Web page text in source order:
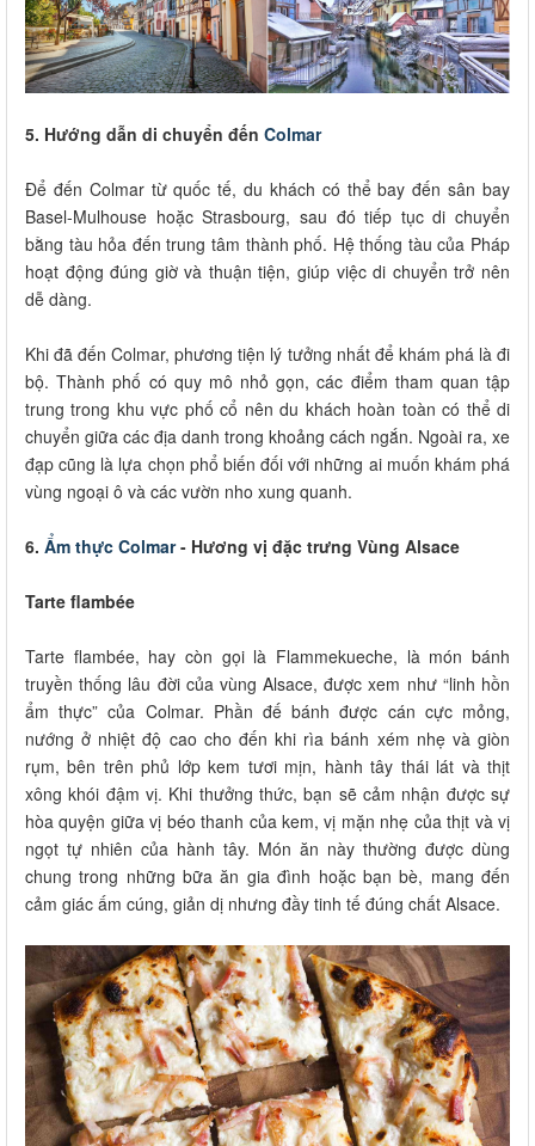
5. Hướng dẫn di chuyển đến Colmar
Để đến Colmar từ quốc tế, du khách có thể bay đến sân bay
Basel-Mulhouse hoặc Strasbourg, sau đó tiếp tục di chuyển
bằng tàu hỏa đến trung tâm thành phố. Hệ thống tàu của Pháp
hoạt động đúng giờ và thuận tiện, giúp việc di chuyển trở nên
dễ dàng.
Khi đã đến Colmar, phương tiện lý tưởng nhất để khám phá là đi
bộ. Thành phố có quy mô nhỏ gọn, các điểm tham quan tập
trung trong khu vực phố cổ nên du khách hoàn toàn có thể di
chuyển giữa các địa danh trong khoảng cách ngắn. Ngoài ra, xe
đạp cũng là lựa chọn phổ biến đối với những ai muốn khám phá
vùng ngoại ô và các vườn nho xung quanh.
6. Ẩm thực Colmar- Hương vị đặc trưng Vùng Alsace
Tarte flambée
Tarte flambée, hay còn gọi là Flammekueche, là món bánh
truyền thống lâu đời của vùng Alsace, được xem như “linh hồn
ẩm thực” của Colmar. Phần đế bánh được cán cực mỏng,
nướng ở nhiệt độ cao cho đến khi rìa bánh xém nhẹ và giòn
rụm, bên trên phủ lớp kem tươi mịn, hành tây thái lát và thịt
xông khói đậm vị. Khi thưởng thức, bạn sẽ cảm nhận được sự
hòa quyện giữa vị béo thanh của kem, vị mặn nhẹ của thịt và vị
ngọt tự nhiên của hành tây. Món ăn này thường được dùng
chung trong những bữa ăn gia đình hoặc bạn bè, mang đến
cảm giác ấm cúng, giản dị nhưng đầy tinh tế đúng chất Alsace.